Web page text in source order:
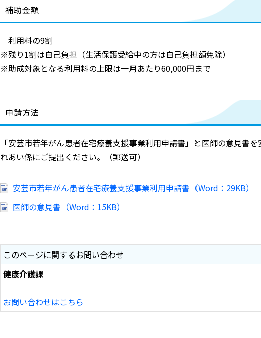
補助金額
利用料の9割
※残り1割は自己負担（生活保護受給中の方は自己負担額免除）
※助成対象となる利用料の上限は一月あたり60,000円まで
申請方法
「安芸市若年がん患者在宅療養支援事業利用申請書」と医師の意見書
れあい係にご提出ください。（郵送可）
安芸市若年がん患者在宅療養支援事業利用申請書（Word：29KB）
医師の意見書（Word：15KB）
このページに関するお問い合わせ
健康介護課
お問い合わせはこちら